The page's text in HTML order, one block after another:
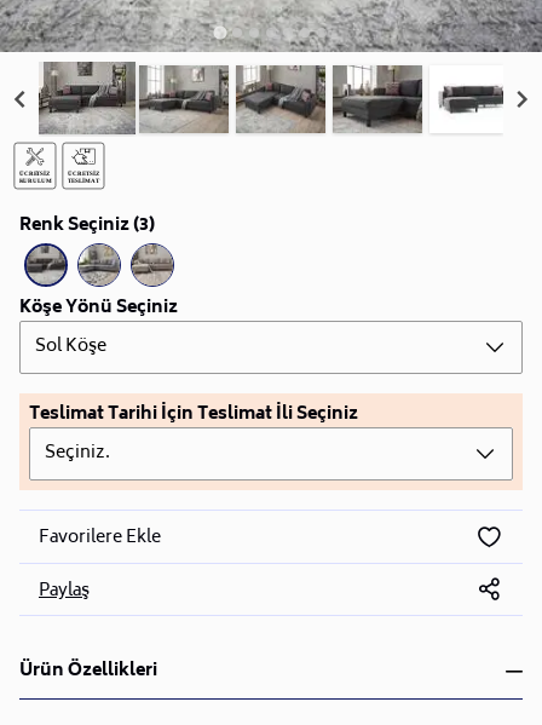
Renk Seçiniz (3)
Köşe Yönü Seçiniz
Sol Köşe
Teslimat Tarihi İçin Teslimat İli Seçiniz
Seçiniz.
Favorilere Ekle
Paylaş
Ürün Özellikleri